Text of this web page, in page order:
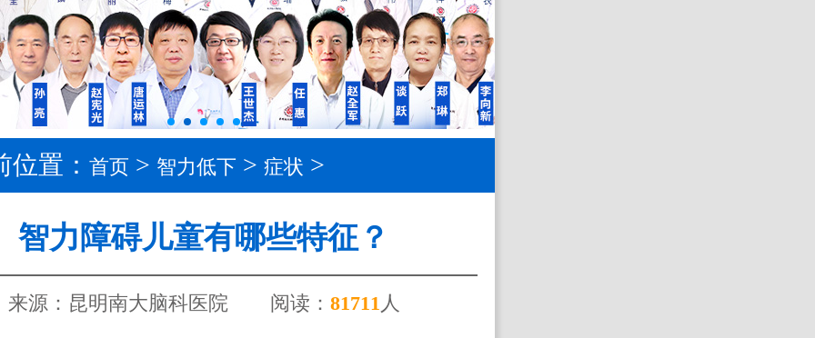
位置：首页 > 智力低下 >症状 >
智力障碍儿童有哪些特征？
来源：昆明南大脑科医院 阅读： 81711人